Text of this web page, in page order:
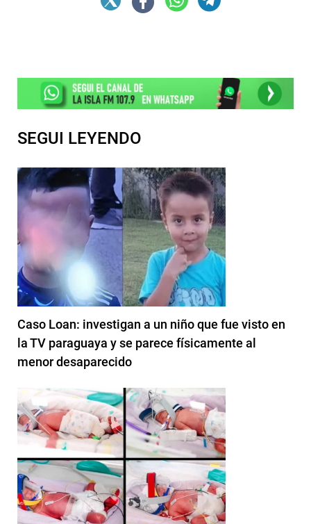
SEGUI LEYENDO
Caso Loan: investigan a un niño que fue visto en
la TV paraguaya y se parece físicamente al
menor desaparecido